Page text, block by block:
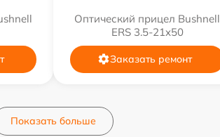
Оптический прицел Bushnell
ERS 3.5-21x50
Заказать ремонт
Показать больше